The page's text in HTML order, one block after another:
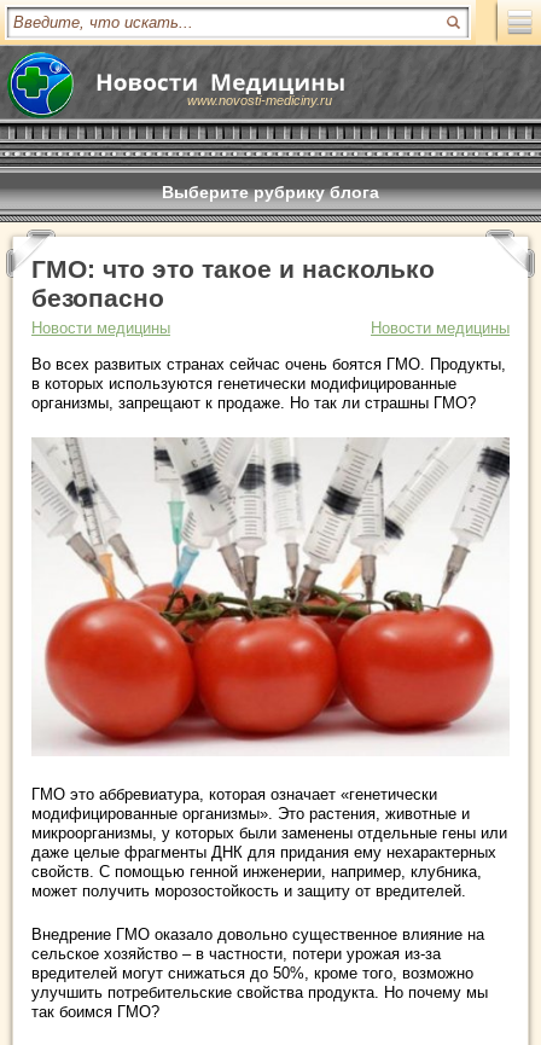
www.novosti-mediciny.ru
Выберите рубрику блога
ГМО: что это такое и насколько
безопасно
Новости медицины
Новости медицины
Во всех развитых странах сейчас очень боятся ГМО. Продукты,
в которых используются генетически модифицированные
организмы, запрещают к продаже. Но так ли страшны ГМО?
ГМО это аббревиатура, которая означает «генетически
модифицированные организмы». Это растения, животные и
микроорганизмы, у которых были заменены отдельные гены или
даже целые фрагменты ДНК для придания ему нехарактерных
свойств. С помощью генной инженерии, например, клубника,
может получить морозостойкость и защиту от вредителей.
Внедрение ГМО оказало довольно существенное влияние на
сельское хозяйство – в частности, потери урожая из-за
вредителей могут снижаться до 50%, кроме того, возможно
улучшить потребительские свойства продукта. Но почему мы
так боимся ГМО?